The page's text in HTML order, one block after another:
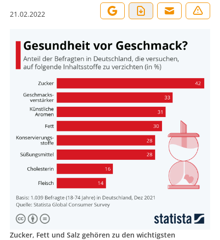
21.02.2022
Zucker, Fett und Salz gehören zu den wichtigsten